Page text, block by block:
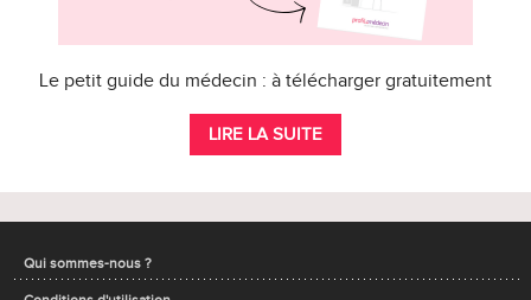
Le petit guide du médecin : à télécharger gratuitement
LIRE LA SUITE
Qui sommes-nous ?